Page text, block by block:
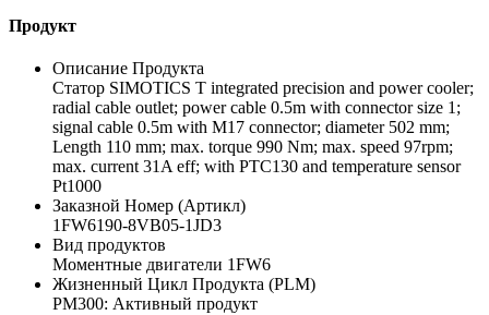
Продукт
Описание Продукта
Статор SIMOTICS T integrated precision and power cooler;
radial cable outlet; power cable 0.5m with connector size 1;
signal cable 0.5m with M17 connector; diameter 502 mm;
Length 110 mm; max. torque 990 Nm; max. speed 97rpm;
max. current 31A eff; with PTC130 and temperature sensor
Pt1000
Заказной Номер (Артикл)
1FW6190-8VB05-1JD3
Вид продуктов
Моментные двигатели 1FW6
Жизненный Цикл Продукта (PLM)
PM300: Активный продукт